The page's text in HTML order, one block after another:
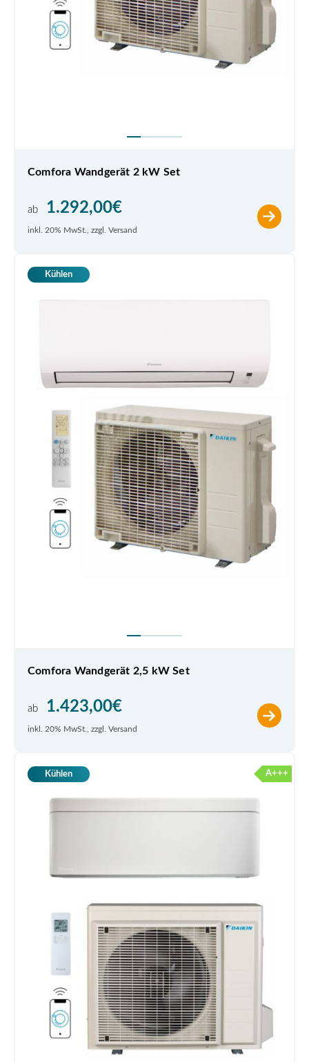
Comfora Wandgerät 2 kW Set
ab 1.292,00€
inkl. 20% MwSt., zzgl. Versand
Kühlen
Comfora Wandgerät 2,5 kW Set
ab 1.423,00€
inkl. 20% MwSt., zzgl. Versand
Kühlen A+++